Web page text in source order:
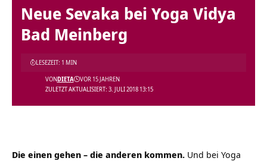
Neue Sevaka bei Yoga Vidya
Bad Meinberg
ZULETZT AKTUALISIERT: 3. JULI 2018 13:15
VONDIETA VOR 15 JAHREN
LESEZEIT: 1 MIN
Die einen gehen – die anderen kommen. Und bei Yoga